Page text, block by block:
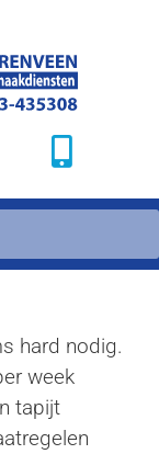
hard nodig.
week
tapijt